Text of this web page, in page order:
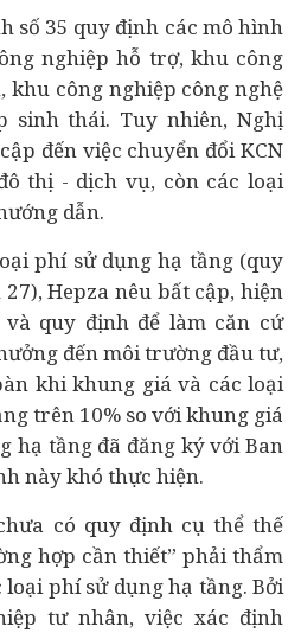
số 35 quy định các mô hình
nghiệp hỗ trợ, khu công
khu công nghiệp công nghệ
sinh thái. Tuy nhiên, Nghị
đến việc chuyển đổi KCN
thị - dịch vụ, còn các loại
dẫn.
phí sử dụng hạ tầng (quy
Hepza nêu bất cập, hiện
quy định để làm căn cứ
đến môi trường đầu tư,
khi khung giá và các loại
trên 10% so với khung giá
hạ tầng đã đăng ký với Ban
này khó thực hiện.
có quy định cụ thể thế
hợp cần thiết” phải thẩm
phí sử dụng hạ tầng. Bởi
tư nhân, việc xác định